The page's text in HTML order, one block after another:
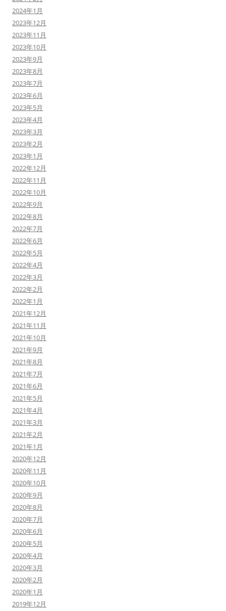
2024年1月
2023年12月
2023年11月
2023年10月
2023年9月
2023年8月
2023年7月
2023年6月
2023年5月
2023年4月
2023年3月
2023年2月
2023年1月
2022年12月
2022年11月
2022年10月
2022年9月
2022年8月
2022年7月
2022年6月
2022年5月
2022年4月
2022年3月
2022年2月
2022年1月
2021年12月
2021年11月
2021年10月
2021年9月
2021年8月
2021年7月
2021年6月
2021年5月
2021年4月
2021年3月
2021年2月
2021年1月
2020年12月
2020年11月
2020年10月
2020年9月
2020年8月
2020年7月
2020年6月
2020年5月
2020年4月
2020年3月
2020年2月
2020年1月
2019年12月